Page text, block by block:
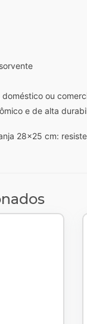
doméstico ou
e de alta
28x25 cm: